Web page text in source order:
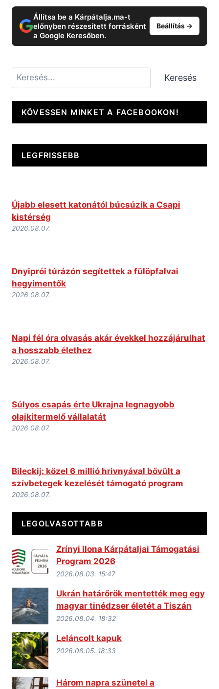
Állítsa be a Kárpátalja.ma-t
előnyben részesített forrásként
a Google Keresőben.
Beállítás →
Keresés Keresés
KÖVESSEN MINKET A FACEBOOKON!
LEGFRISSEBB
Újabb elesett katonától búcsúzik a Csapi
kistérség
2026.08.07.
Dnyiprói túrázón segítettek a fülöpfalvai
hegyimentők
2026.08.07.
Napi fél óra olvasás akár évekkel hozzájárulhat
a hosszabb élethez
2026.08.07.
Súlyos csapás érte Ukrajna legnagyobb
olajkitermelő vállalatát
2026.08.07.
Bileckij: közel 6 millió hrivnyával bővült a
szívbetegek kezelését támogató program
2026.08.07.
LEGOLVASOTTABB
Zrínyi Ilona Kárpátaljai Támogatási
Program 2026
2026.08.03. 15:47
Ukrán határőrök mentették meg egy
magyar tinédzser életét a Tiszán
2026.08.04. 18:32
Leláncolt kapuk
2026.08.05. 18:33
Három napra szünetel a